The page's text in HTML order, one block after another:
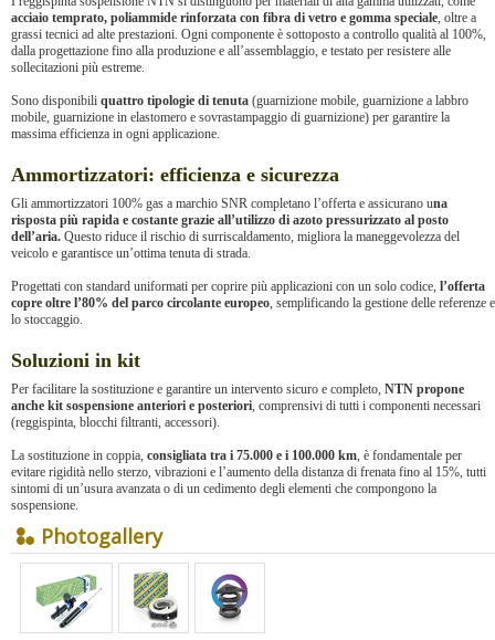
acciaio temprato, poliammide rinforzata con fibra di vetro e gomma speciale, oltre a
grassi tecnici ad alte prestazioni. Ogni componente è sottoposto a controllo qualità al 100%,
dalla progettazione fino alla produzione e all’assemblaggio, e testato per resistere alle
sollecitazioni più estreme.
Sono disponibili quattro tipologie di tenuta (guarnizione mobile, guarnizione a labbro
mobile, guarnizione in elastomero e sovrastampaggio di guarnizione) per garantire la
massima efficienza in ogni applicazione.
Ammortizzatori: efficienza e sicurezza
Gli ammortizzatori 100% gas a marchio SNR completano l’offerta e assicurano una
risposta più rapida e costante grazie all’utilizzo di azoto pressurizzato al posto
dell’aria. Questo riduce il rischio di surriscaldamento, migliora la maneggevolezza del
veicolo e garantisce un’ottima tenuta di strada.
Progettati con standard uniformati per coprire più applicazioni con un solo codice, l’offerta
copre oltre l’80% del parco circolante europeo, semplificando la gestione delle referenze e
lo stoccaggio.
Soluzioni in kit
Per facilitare la sostituzione e garantire un intervento sicuro e completo, NTN propone
anche kit sospensione anteriori e posteriori, comprensivi di tutti i componenti necessari
(reggispinta, blocchi filtranti, accessori).
La sostituzione in coppia, consigliata tra i 75.000 e i 100.000 km, è fondamentale per
evitare rigidità nello sterzo, vibrazioni e l’aumento della distanza di frenata fino al 15%, tutti
sintomi di un’usura avanzata o di un cedimento degli elementi che compongono la
sospensione.
Photogallery